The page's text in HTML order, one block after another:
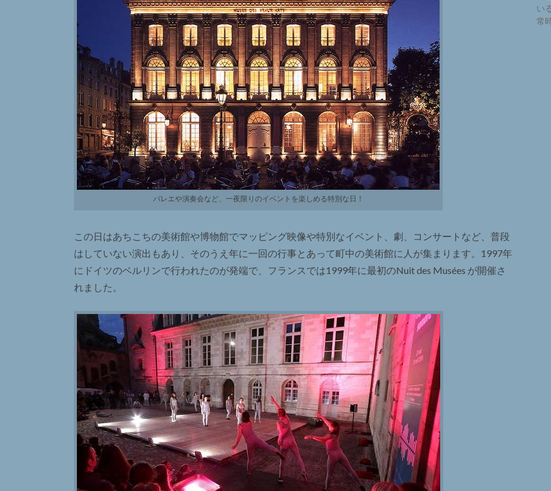
バレエや演奏会など、一夜限りのイベントを楽しめる特別な日！
この日はあちこちの美術館や博物館でマッピング映像や特別なイベント、劇、コンサートなど、普段
はしていない演出もあり、そのうえ年に一回の行事とあって町中の美術館に人が集まります。1997年
にドイツのベルリンで行われたのが発端で、フランスでは1999年に最初のNuit des Musées が開催さ
れました。
い
常